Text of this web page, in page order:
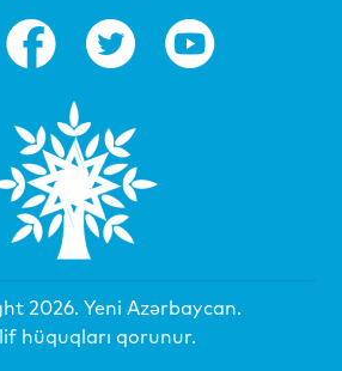
2026. Yeni Azərbaycan.
hüquqları qorunur.